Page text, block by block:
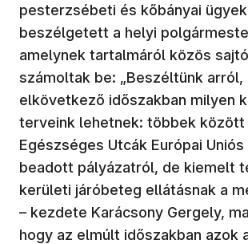
pesterzsébeti és kőbányai
beszélgetett a helyi
amelynek tartalmáról közös
számoltak be: „Beszéltünk arról,
elkövetkező időszakban milyen
terveink lehetnek: többek között
Egészséges Utcák Európai
beadott pályázatról, de kiemelt
kerületi járóbeteg ellátásnak a
– kezdete Karácsony Gergely,
hogy az elmúlt időszakban azok